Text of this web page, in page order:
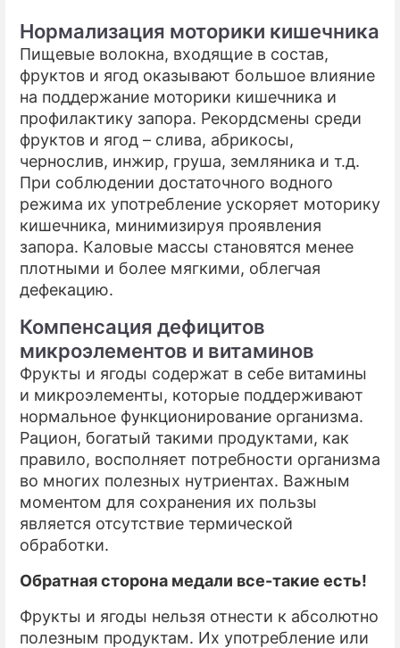
Нормализация моторики кишечника
Пищевые волокна, входящие в состав,
фруктов и ягод оказывают большое влияние
на поддержание моторики кишечника и
профилактику запора. Рекордсмены среди
фруктов и ягод – слива, абрикосы,
чернослив, инжир, груша, земляника и т.д.
При соблюдении достаточного водного
режима их употребление ускоряет моторику
кишечника, минимизируя проявления
запора. Каловые массы становятся менее
плотными и более мягкими, облегчая
дефекацию.
Компенсация дефицитов
микроэлементов и витаминов
Фрукты и ягоды содержат в себе витамины
и микроэлементы, которые поддерживают
нормальное функционирование организма.
Рацион, богатый такими продуктами, как
правило, восполняет потребности организма
во многих полезных нутриентах. Важным
моментом для сохранения их пользы
является отсутствие термической
обработки.
Обратная сторона медали все-такие есть!
Фрукты и ягоды нельзя отнести к абсолютно
полезным продуктам. Их употребление или